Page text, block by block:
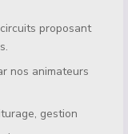
proposant
nos animateurs
gestion